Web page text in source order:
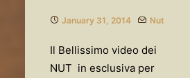
January 31, 2014 Nut
Il Bellissimo video dei
NUT in esclusiva per